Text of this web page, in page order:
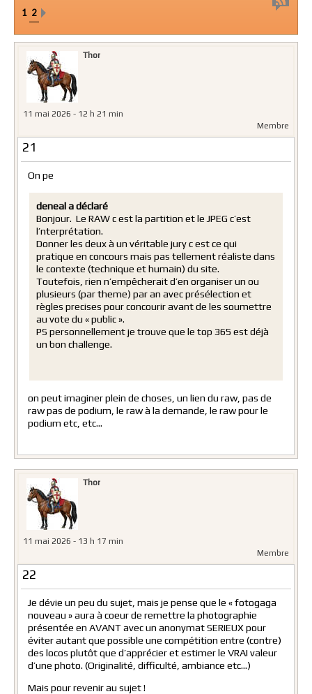
1 2
Thor
11 mai 2026 - 12 h 21 min
Membre
21
On pe
deneal a déclaré
Bonjour. Le RAW c est la partition et le JPEG c’est
l’nterprétation.
Donner les deux à un véritable jury c est ce qui
pratique en concours mais pas tellement réaliste dans
le contexte (technique et humain) du site.
Toutefois, rien n’empêcherait d’en organiser un ou
plusieurs (par theme) par an avec présélection et
règles precises pour concourir avant de les soumettre
au vote du « public ».
PS personnellement je trouve que le top 365 est déjà
un bon challenge.
on peut imaginer plein de choses, un lien du raw, pas de
raw pas de podium, le raw à la demande, le raw pour le
podium etc, etc…
Thor
11 mai 2026 - 13 h 17 min
Membre
22
Je dévie un peu du sujet, mais je pense que le « fotogaga
nouveau » aura à coeur de remettre la photographie
présentée en AVANT avec un anonymat SERIEUX pour
éviter autant que possible une compétition entre (contre)
des locos plutôt que d’apprécier et estimer le VRAI valeur
d’une photo. (Originalité, difficulté, ambiance etc…)
Mais pour revenir au sujet !